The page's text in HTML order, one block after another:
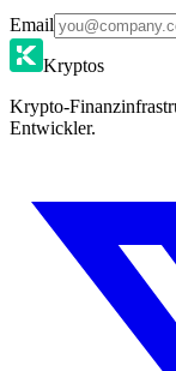
Email
Kryptos
Krypto-
Entwickler.